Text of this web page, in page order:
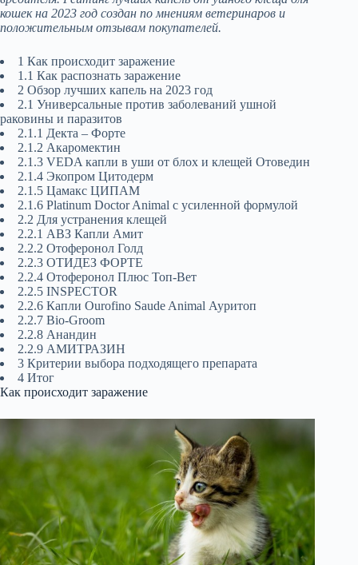
кошек на 2023 год создан по мнениям ветеринаров и
положительным отзывам покупателей.
1 Как происходит заражение
1.1 Как распознать заражение
2 Обзор лучших капель на 2023 год
2.1 Универсальные против заболеваний ушной
раковины и паразитов
2.1.1 Декта – Форте
2.1.2 Акаромектин
2.1.3 VEDA капли в уши от блох и клещей Отоведин
2.1.4 Экопром Цитодерм
2.1.5 Цамакс ЦИПАМ
2.1.6 Platinum Doctor Animal с усиленной формулой
2.2 Для устранения клещей
2.2.1 АВЗ Капли Амит
2.2.2 Отоферонол Голд
2.2.3 ОТИДЕЗ ФОРТЕ
2.2.4 Отоферонол Плюс Топ-Вет
2.2.5 INSPECTOR
2.2.6 Капли Ourofino Saude Animal Ауритоп
2.2.7 Bio-Groom
2.2.8 Анандин
2.2.9 АМИТРАЗИН
3 Критерии выбора подходящего препарата
4 Итог
Как происходит заражение